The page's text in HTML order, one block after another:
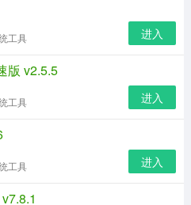
工具 进入
版 v2.5.5
工具 进入
工具 进入